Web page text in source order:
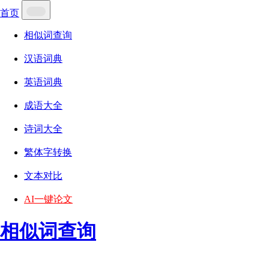
首页
相似词查询
汉语词典
英语词典
成语大全
诗词大全
繁体字转换
文本对比
AI一键论文
相似词查询